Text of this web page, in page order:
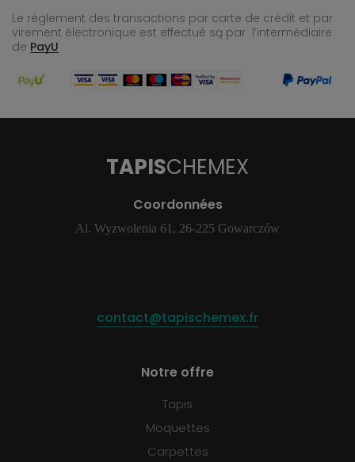
Le règlement des transactions par carte de crédit et par
virement électronique est effectué są par l’intermédiaire
de PayU
TAPISCHEMEX
Coordonnées
Al. Wyzwolenia 61, 26-225 Gowarczów
contact@tapischemex.fr
Notre offre
Tapis
Moquettes
Carpettes